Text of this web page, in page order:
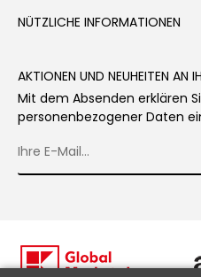
NÜTZLICHE INFORMATIONEN
AKTIONEN UND NEUHEITEN AN
Mit dem Absenden erklären
personenbezogener Daten